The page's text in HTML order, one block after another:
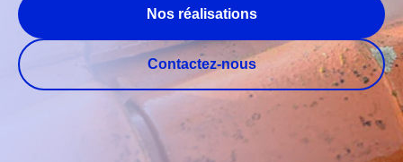
Nos réalisations
Contactez-nous